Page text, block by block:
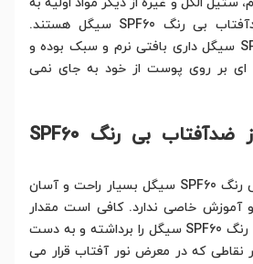
کار رفته در تولید ضدآفتاب بی رنگ SPF60 سیگل هستند.
ضدآفتاب بی رنگ SPF60 سیگل داری بافتی نرم و سبک بوده و
ای بر روی پوست از خود به جای نمی
نحوه استفاده از ضدآفتاب بی رنگ SPF60
استفاده از ضدآفتاب بی رنگ SPF60 سیگل بسیار راحت و آسان
آموزش خاصی ندارد. کافی است مقدار
مناسب از ضدآفتاب بی رنگ SPF60 سیگل را برداشته و به دست
نقاطی که در معرض نور آفتاب قرار می